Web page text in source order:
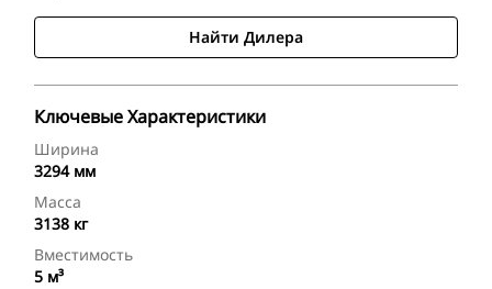
Найти Дилера
Ключевые Характеристики
Ширина
3294 мм
Масса
3138 кг
Вместимость
5 м³